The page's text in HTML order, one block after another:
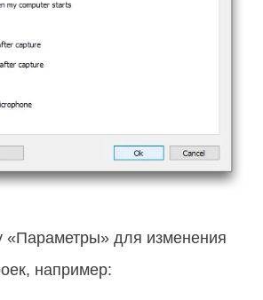
«Параметры» для изменения
например: